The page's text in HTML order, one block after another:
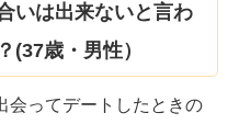
いは出来ないと言わ
(37歳・男性）
会ってデートしたときの